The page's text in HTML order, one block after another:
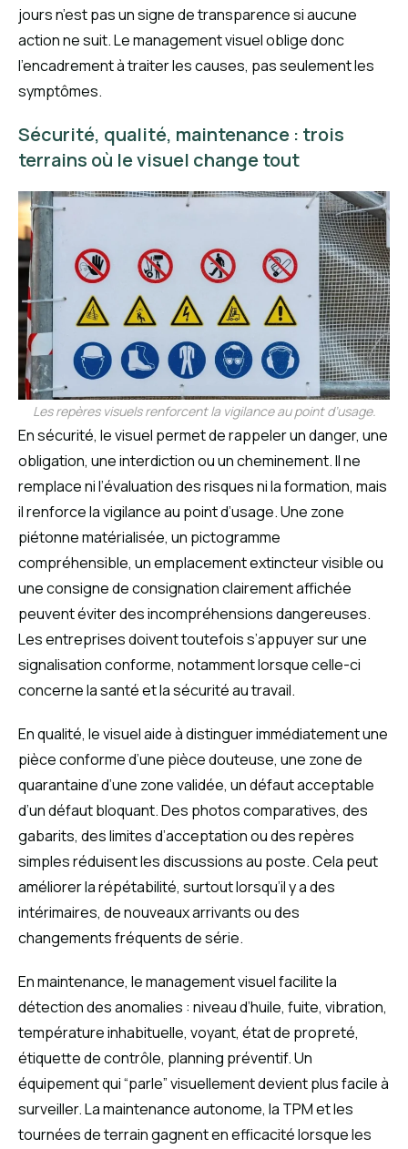
jours n’est pas un signe de transparence si aucune
action ne suit. Le management visuel oblige donc
l’encadrement à traiter les causes, pas seulement les
symptômes.
Sécurité, qualité, maintenance : trois
terrains où le visuel change tout
Les repères visuels renforcent la vigilance au point d’usage.
En sécurité, le visuel permet de rappeler un danger, une
obligation, une interdiction ou un cheminement. Il ne
remplace ni l’évaluation des risques ni la formation, mais
il renforce la vigilance au point d’usage. Une zone
piétonne matérialisée, un pictogramme
compréhensible, un emplacement extincteur visible ou
une consigne de consignation clairement affichée
peuvent éviter des incompréhensions dangereuses.
Les entreprises doivent toutefois s’appuyer sur une
signalisation conforme, notamment lorsque celle-ci
concerne la santé et la sécurité au travail.
En qualité, le visuel aide à distinguer immédiatement une
pièce conforme d’une pièce douteuse, une zone de
quarantaine d’une zone validée, un défaut acceptable
d’un défaut bloquant. Des photos comparatives, des
gabarits, des limites d’acceptation ou des repères
simples réduisent les discussions au poste. Cela peut
améliorer la répétabilité, surtout lorsqu’il y a des
intérimaires, de nouveaux arrivants ou des
changements fréquents de série.
En maintenance, le management visuel facilite la
détection des anomalies : niveau d’huile, fuite, vibration,
température inhabituelle, voyant, état de propreté,
étiquette de contrôle, planning préventif. Un
équipement qui “parle” visuellement devient plus facile à
surveiller. La maintenance autonome, la TPM et les
tournées de terrain gagnent en efficacité lorsque les